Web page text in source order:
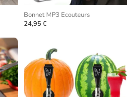
Bonnet MP3 Ecouteurs
24,95 €